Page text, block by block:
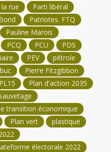
rue
Parti libéral
Patriotes. FTQ
Pauline Marois
PCQ PCU
PDS
PEV
pétrole
Pierre Fitzgibbon
PL15
Plan d'action 2035
transition économique
Plan vert
plastique
électorale 2022